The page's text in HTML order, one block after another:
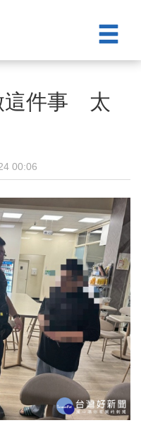
這件事 太
00:06